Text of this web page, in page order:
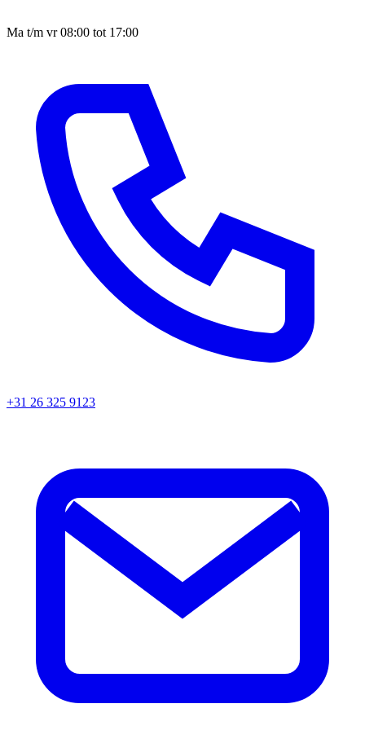
Ma t/m vr 08:00 tot 17:00
+31 26 325 9123